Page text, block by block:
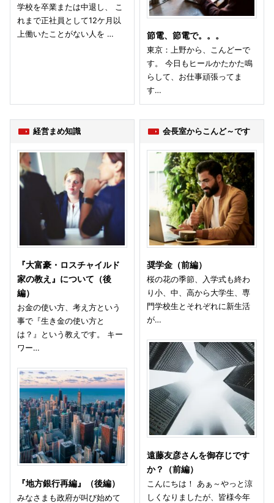
学校を卒業または中退し、 こ
れまで正社員として12ケ月以
上働いたことがない人を …
節電、節電で。。。
東京：上野から、こんどーで
す。 今日もヒールかたかた鳴
らして、お仕事頑張ってま
す…
経営まめ知識
『大富豪・ロスチャイルド
家の教え』について（後
編）
お金の使い方、考え方という
事で『生き金の使い方と
は？』という教えです。 キー
ワー…
『地方銀行再編』（後編）
みなさまも政府が叫び始めて
会長室からこんど～です
奨学金（前編）
桜の花の季節、入学式も終わ
り小、中、高から大学生、専
門学校生とそれぞれに新生活
が…
遠藤友彦さんを御存じです
か？（前編）
こんにちは！ あぁ～やっと涼
しくなりましたが、皆様今年